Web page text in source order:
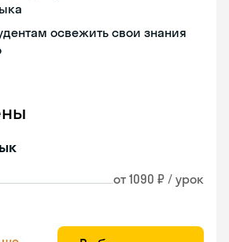
освежить свои знания
от 1090 ₽ / урок